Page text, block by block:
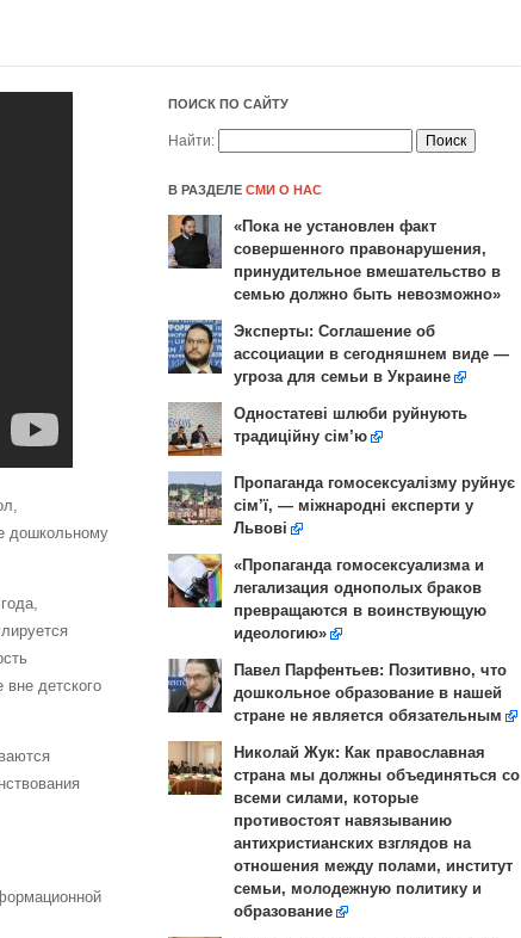
дошкольному
детского
ПОИСК ПО САЙТУ
Найти:
В РАЗДЕЛЕ СМИ О НАС
«Пока не установлен факт
совершенного правонарушения,
принудительное вмешательство в
семью должно быть невозможно»
Эксперты: Соглашение об
ассоциации в сегодняшнем виде —
угроза для семьи в Украине
Одностатеві шлюби руйнують
традиційну сім’ю
Пропаганда гомосексуалізму руйнує
сім’ї, — міжнародні експерти у
Львові
«Пропаганда гомосексуализма и
легализация однополых браков
превращаются в воинствующую
идеологию»
Павел Парфентьев: Позитивно, что
дошкольное образование в нашей
стране не является обязательным
Николай Жук: Как православная
страна мы должны объединяться со
всеми силами, которые
противостоят навязыванию
антихристианских взглядов на
отношения между полами, институт
семьи, молодежную политику и
образование